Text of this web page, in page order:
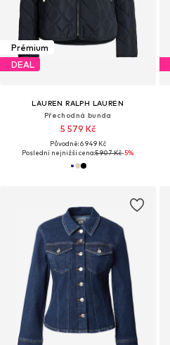
Prémium
DEAL
LAUREN RALPH LAUREN
Přechodná bunda
5 579 Kč
Původně: 6 949 Kč
Poslední nejnižší cena:5 907 Kč-5%